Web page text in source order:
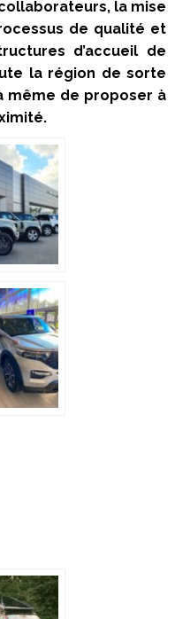
la mise
de qualité et
d’accueil de
la région de sorte
même de proposer à